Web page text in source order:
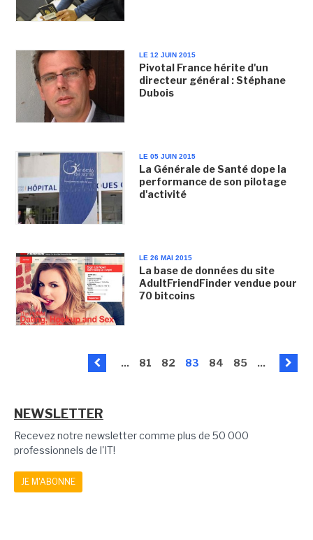
LE 12 JUIN 2015
Pivotal France hérite d'un
directeur général : Stéphane
Dubois
LE 05 JUIN 2015
La Générale de Santé dope la
performance de son pilotage
d'activité
LE 26 MAI 2015
La base de données du site
AdultFriendFinder vendue pour
70 bitcoins
... 81 82 83 84 85 ...
NEWSLETTER
Recevez notre newsletter comme plus de 50 000
professionnels de l'IT!
JE M'ABONNE